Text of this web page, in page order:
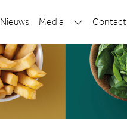
Nieuws Media Contact